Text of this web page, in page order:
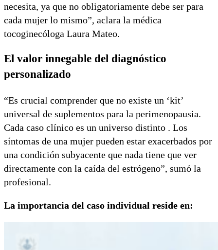
necesita, ya que no obligatoriamente debe ser para
cada mujer lo mismo”, aclara la médica
tocoginecóloga Laura Mateo.
El valor innegable del diagnóstico
personalizado
“Es crucial comprender que no existe un ‘kit’
universal de suplementos para la perimenopausia.
Cada caso clínico es un universo distinto . Los
síntomas de una mujer pueden estar exacerbados por
una condición subyacente que nada tiene que ver
directamente con la caída del estrógeno”, sumó la
profesional.
La importancia del caso individual reside en: